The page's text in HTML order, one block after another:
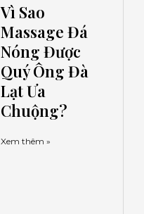
Vì Sao
Massage Đá
Nóng Được
Quý Ông Đà
Lạt Ưa
Chuộng?
Xem thêm »